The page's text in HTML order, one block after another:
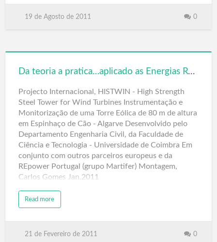
19 de Agosto de 2011 0
Da teoria a pratica…aplicado as Energias Renováveis Eolicas – Portugal
Projecto Internacional, HISTWIN - High Strength
Steel Tower for Wind Turbines Instrumentação e
Monitorização de uma Torre Eólica de 80 m de altura
em Espinhaço de Cão - Algarve Desenvolvido pelo
Departamento Engenharia Civil, da Faculdade de
Ciência e Tecnologia - Universidade de Coimbra Em
conjunto com outros parceiros europeus e da
REpower Portugal (grupo Martifer) Montagem,
Carlos Gomes Jan.2011
Read more
21 de Fevereiro de 2011 0